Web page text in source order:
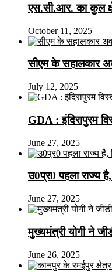
एस.सी.आर. का कुल
October 11, 2025
सीएम के सहालकार
July 12, 2025
GDA : इंदिरापुरम
June 27, 2025
उ0प्र0 पहला राज्य
June 27, 2025
मुख्यमंत्री योगी ने
June 26, 2025